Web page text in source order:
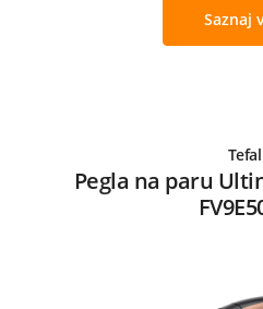
Saznaj
Tefal
Pegla na paru